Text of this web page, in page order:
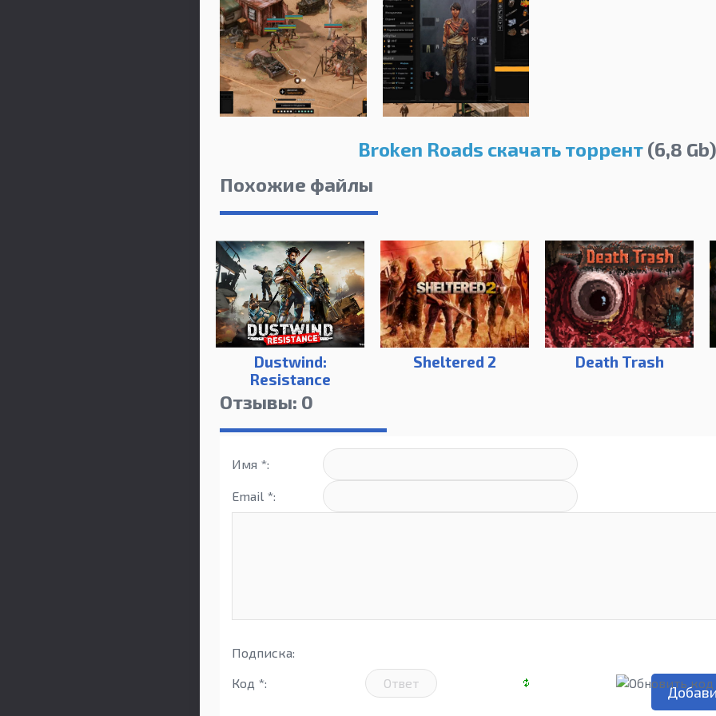
Broken Roads скачать торрент(6,8 Gb)
Похожие файлы
Dustwind:
Resistance
Sheltered 2 Death Trash
Отзывы: 0
Имя *:
Email *:
Подписка:
Код *: